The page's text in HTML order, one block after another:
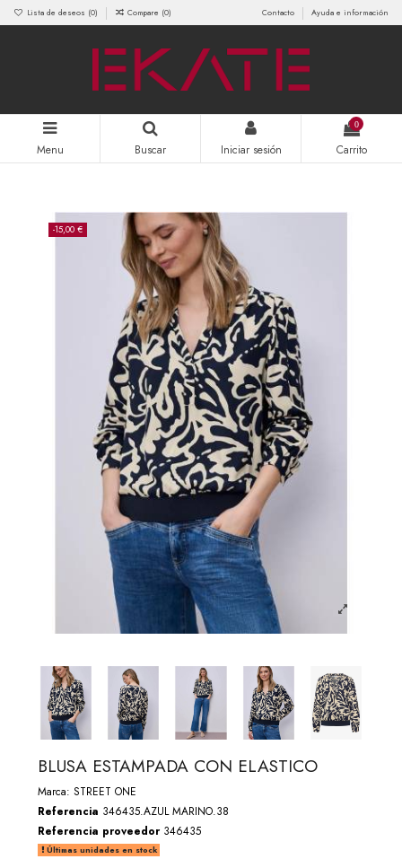
Lista de deseos (0) Compare (0) Contacto Ayuda e información
Menu Buscar Iniciar sesión
0
Carrito
-15,00 €
BLUSA ESTAMPADA CON ELASTICO
Marca: STREET ONE
Referencia 346435.AZUL MARINO.38
Referencia proveedor 346435
Últimas unidades en stock